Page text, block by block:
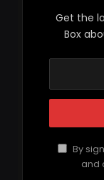
Get the
Box
By
and